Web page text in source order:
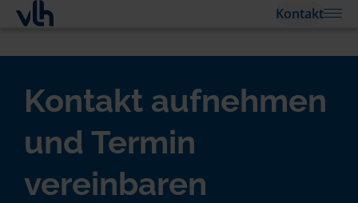
Kontakt
Kontakt aufnehmen
und Termin
vereinbaren